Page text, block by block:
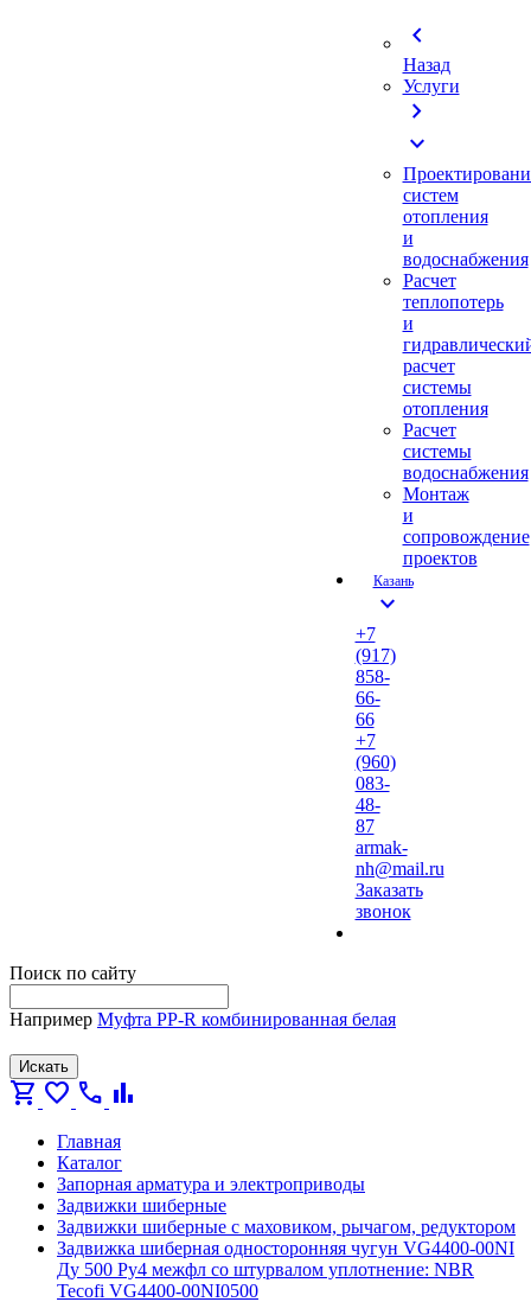
chevron_left
Назад
Услуги
chevron_right
expand_more
систем
отопления
и
водоснабжения
Расчет
теплопотерь
и
расчет
системы
отопления
Расчет
системы
водоснабжения
Монтаж
и
сопровождение
проектов
Казань
expand_more
+7
(917)
858-
66-
66
+7
(960)
083-
48-
87
armak-
nh@mail.ru
Заказать
звонок
Поиск по сайту
Например Муфта PP-R комбинированная белая
Искать
shopping_cart favorite call bar_chart
Главная
Каталог
Запорная арматура и электроприводы
Задвижки шиберные
Задвижки шиберные с маховиком, рычагом, редуктором
Задвижка шиберная односторонняя чугун VG4400-00NI
Ду 500 Ру4 межфл со штурвалом уплотнение: NBR
Tecofi VG4400-00NI0500